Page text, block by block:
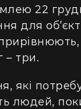
22
для
– три.
які
людей,